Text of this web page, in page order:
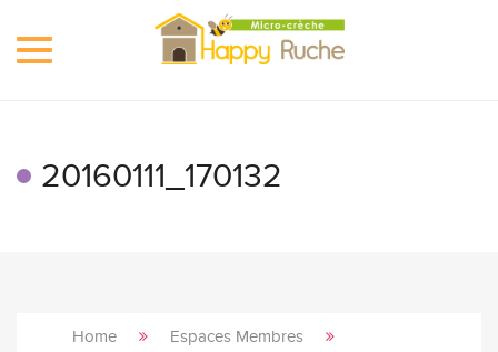
Toggle
20160111_170132
Home Espaces Membres